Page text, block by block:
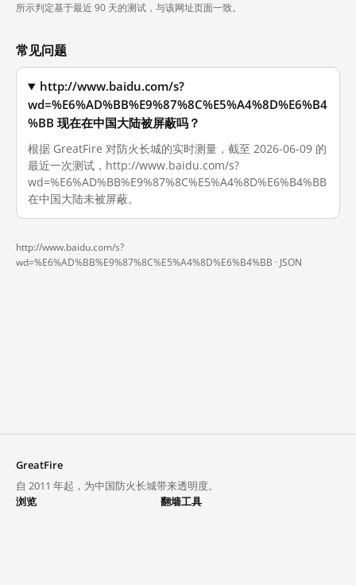
所示判定基于最近 90 天的测试，与该网址页面一致。
常见问题
http://www.baidu.com/s?
wd=%E6%AD%BB%E9%87%8C%E5%A4%8D%E6%B4
%BB 现在在中国大陆被屏蔽吗？
根据 GreatFire 对防火长城的实时测量，截至 2026-06-09 的
最近一次测试，http://www.baidu.com/s?
wd=%E6%AD%BB%E9%87%8C%E5%A4%8D%E6%B4%BB
在中国大陆未被屏蔽。
http://www.baidu.com/s?
wd=%E6%AD%BB%E9%87%8C%E5%A4%8D%E6%B4%BB · JSON
GreatFire
自 2011 年起，为中国防火长城带来透明度。
浏览
翻墙工具